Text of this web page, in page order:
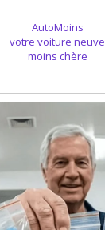
AutoMoins
votre voiture neuve
moins chère